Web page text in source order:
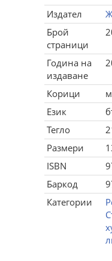
Издател
Брой
страници
Година на
издаване
Корици
Език
Тегло
Размери
ISBN
Баркод
Категории